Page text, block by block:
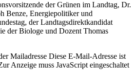
der Grünen im Landtag, Dr.
Benze, Energiepolitiker und
der Landtagsdirektkandidat
der Biologe und Dozent Thomas
Mailadresse Diese E-Mail-Adresse ist
Anzeige muss JavaScript eingeschaltet